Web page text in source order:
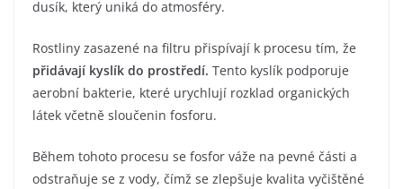
dusík, který uniká do atmosféry.
Rostliny zasazené na filtru přispívají k procesu tím, že
přidávají kyslík do prostředí. Tento kyslík podporuje
aerobní bakterie, které urychlují rozklad organických
látek včetně sloučenin fosforu.
Během tohoto procesu se fosfor váže na pevné části a
odstraňuje se z vody, čímž se zlepšuje kvalita vyčištěné